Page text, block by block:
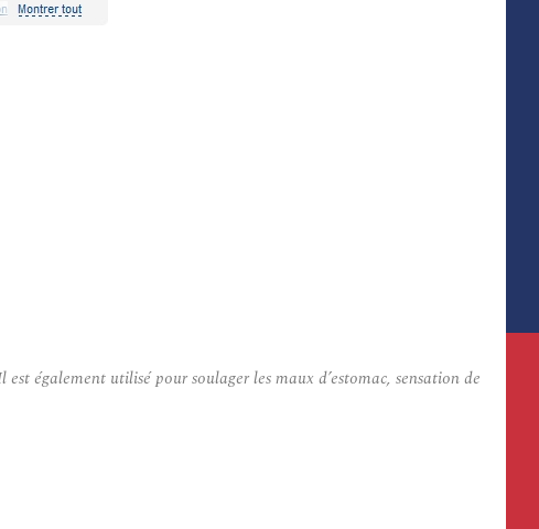
également utilisé pour soulager les maux d’estomac, sensation de